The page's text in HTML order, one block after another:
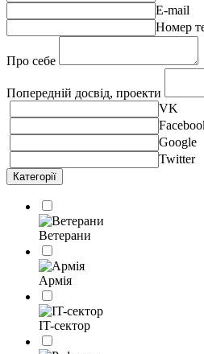
E-mail
Номер
Про себе
Попередній досвід, проекти
VK
Google
Twitter
Категорії
Ветерани
Армія
IT-сектор